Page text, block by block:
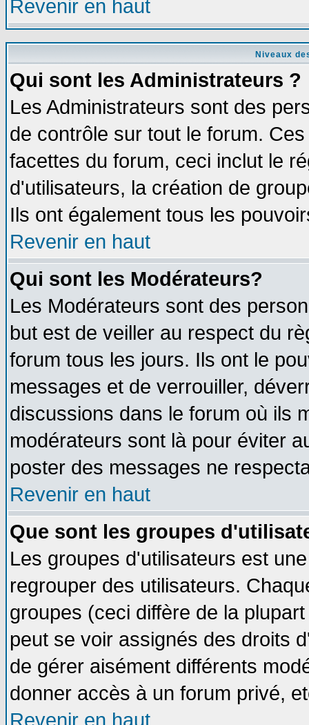
Revenir en haut
Niveaux
Qui sont les Administrateurs ?
Les Administrateurs sont des
de contrôle sur tout le forum.
facettes du forum, ceci inclut le
d'utilisateurs, la création de
Ils ont également tous les
Revenir en haut
Qui sont les Modérateurs?
Les Modérateurs sont des
but est de veiller au respect du
forum tous les jours. Ils ont le
messages et de verrouiller,
discussions dans le forum où ils
modérateurs sont là pour éviter
poster des messages ne
Revenir en haut
Que sont les groupes
Les groupes d'utilisateurs est
regrouper des utilisateurs.
groupes (ceci diffère de la
peut se voir assignés des droits
de gérer aisément différents
donner accès à un forum privé,
Revenir en haut